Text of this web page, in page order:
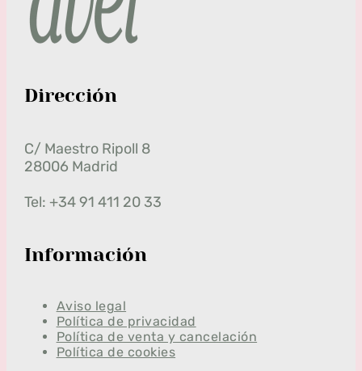
Dirección
C/ Maestro Ripoll 8
28006 Madrid
Tel: +34 91 411 20 33
Información
Aviso legal
Política de privacidad
Política de venta y cancelación
Política de cookies